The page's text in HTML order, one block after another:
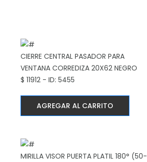
CIERRE CENTRAL PASADOR PARA
VENTANA CORREDIZA 20X62 NEGRO
$ 11912 - ID: 5455
AGREGAR AL CARRITO
MIRILLA VISOR PUERTA PLATIL 180° (50-